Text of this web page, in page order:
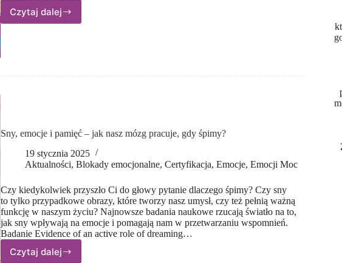
Czytaj dalej
69.
z trybu
Sny, emocje i pamięć – jak nasz mózg pracuje, gdy śpimy?
19 stycznia 2025
Aktualności, Blokady emocjonalne, Certyfikacja, Emocje, Emocji Moc
Czy kiedykolwiek przyszło Ci do głowy pytanie dlaczego śpimy? Czy sny
to tylko przypadkowe obrazy, które tworzy nasz umysł, czy też pełnią ważną
funkcję w naszym życiu? Najnowsze badania naukowe rzucają światło na to,
jak sny wpływają na emocje i pomagają nam w przetwarzaniu wspomnień.
Badanie Evidence of an active role of dreaming…
Czytaj dalej
Sny,